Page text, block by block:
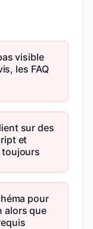
visible
les FAQ
sur des
et
toujours
pour
alors que